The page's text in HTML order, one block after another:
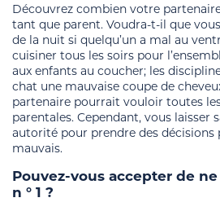
Découvrez combien votre
tant que parent. Voudra-t-il que
de la nuit si quelqu’un a mal au
cuisiner tous les soirs pour
aux enfants au coucher; les
chat une mauvaise coupe de
partenaire pourrait vouloir toutes
parentales. Cependant, vous laisser
autorité pour prendre des
mauvais.
Pouvez-vous accepter de
n ° 1 ?